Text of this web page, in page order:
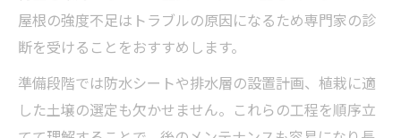
屋根の強度不足はトラブルの原因になるため専門家の診
断を受けることをおすすめします。
準備段階では防水シートや排水層の設置計画、植栽に適
した土壌の選定も欠かせません。これらの工程を順序立